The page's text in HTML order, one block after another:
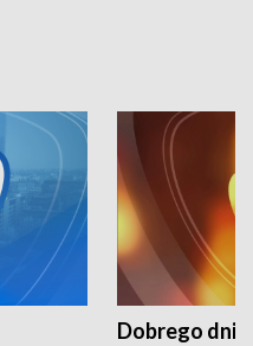
Dobrego dnia